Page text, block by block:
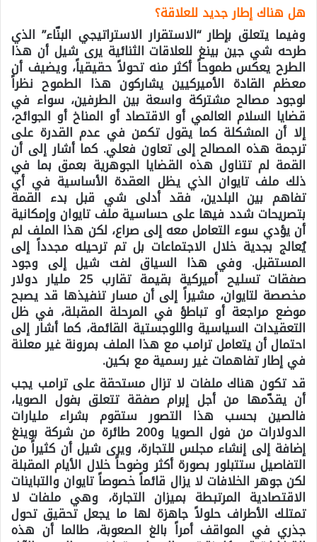
هل هناك إطار جديد للعلاقة؟
وفيما يتعلق بإطار “الاستقرار الاستراتيجي البنّاء” الذي
طرحه شي جين بينغ للعلاقات الثنائية يرى شيل أن هذا
الطرح يعكس طموحاً أكثر منه تحولاً حقيقياً، ويضيف أن
معظم القادة الأميركيين يشاركون هذا الطموح نظراً
لوجود مصالح مشتركة واسعة بين الطرفين، سواء في
قضايا السلام العالمي أو الاقتصاد أو المناخ أو الجوائح،
إلا أن المشكلة كما يقول تكمن في عدم القدرة على
ترجمة هذه المصالح إلى تعاون فعلي. كما أشار إلى أن
القمة لم تتناول هذه القضايا الجوهرية بعمق بما في
ذلك ملف تايوان الذي يظل العقدة الأساسية في أي
تفاهم بين البلدين، فقد أدلى شي قبل بدء القمة
بتصريحات شدد فيها على حساسية ملف تايوان وإمكانية
أن يؤدي سوء التعامل معه إلى صراع، لكن هذا الملف لم
يُعالج بجدية خلال الاجتماعات بل تم ترحيله مجدداً إلى
المستقبل. وفي هذا السياق لفت شيل إلى وجود
صفقات تسليح أميركية بقيمة تقارب 25 مليار دولار
مخصصة لتايوان، مشيراً إلى أن مسار تنفيذها قد يصبح
موضع مراجعة أو تباطؤ في المرحلة المقبلة، في ظل
التعقيدات السياسية واللوجستية القائمة، كما أشار إلى
احتمال أن يتعامل ترامب مع هذا الملف بمرونة غير معلنة
في إطار تفاهمات غير رسمية مع بكين.
قد تكون هناك ملفات لا تزال مستحقة على ترامب يجب
أن يقدّمها من أجل إبرام صفقة تتعلق بفول الصويا،
فالصين بحسب هذا التصور ستقوم بشراء مليارات
الدولارات من فول الصويا و200 طائرة من شركة بوينغ
إضافة إلى إنشاء مجلس للتجارة، ويرى شيل أن كثيراً من
التفاصيل ستتبلور بصورة أكثر وضوحاً خلال الأيام المقبلة
لكن جوهر الخلافات لا يزال قائماً خصوصاً تايوان والتباينات
الاقتصادية المرتبطة بميزان التجارة، وهي ملفات لا
تمتلك الأطراف حلولاً جاهزة لها ما يجعل تحقيق تحول
جذري في المواقف أمراً بالغ الصعوبة، طالما أن هذه